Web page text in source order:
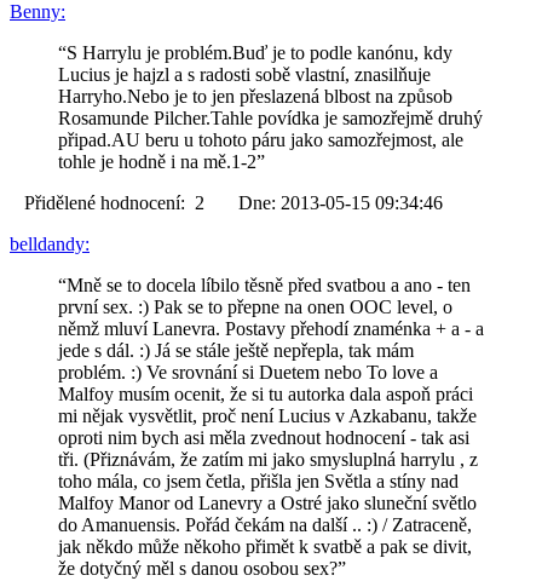
Benny:
“S Harrylu je problém.Buď je to podle kanónu, kdy
Lucius je hajzl a s radosti sobě vlastní, znasilňuje
Harryho.Nebo je to jen přeslazená blbost na způsob
Rosamunde Pilcher.Tahle povídka je samozřejmě druhý
připad.AU beru u tohoto páru jako samozřejmost, ale
tohle je hodně i na mě.1-2”
Přidělené hodnocení: 2 Dne: 2013-05-15 09:34:46
belldandy:
“Mně se to docela líbilo těsně před svatbou a ano - ten
první sex. :) Pak se to přepne na onen OOC level, o
němž mluví Lanevra. Postavy přehodí znaménka + a - a
jede s dál. :) Já se stále ještě nepřepla, tak mám
problém. :) Ve srovnání si Duetem nebo To love a
Malfoy musím ocenit, že si tu autorka dala aspoň práci
mi nějak vysvětlit, proč není Lucius v Azkabanu, takže
oproti nim bych asi měla zvednout hodnocení - tak asi
tři. (Přiznávám, že zatím mi jako smysluplná harrylu , z
toho mála, co jsem četla, přišla jen Světla a stíny nad
Malfoy Manor od Lanevry a Ostré jako sluneční světlo
do Amanuensis. Pořád čekám na další .. :) / Zatraceně,
jak někdo může někoho přimět k svatbě a pak se divit,
že dotyčný měl s danou osobou sex?”